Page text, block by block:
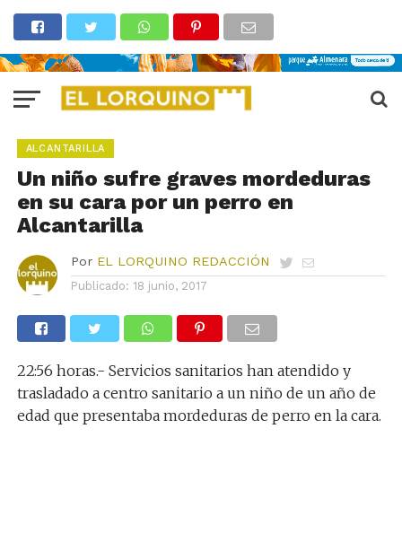
ALCANTARILLA
Un niño sufre graves mordeduras
en su cara por un perro en
Alcantarilla
Por EL LORQUINO REDACCIÓN
Publicado: 18 junio, 2017
22:56 horas.- Servicios sanitarios han atendido y
trasladado a centro sanitario a un niño de un año de
edad que presentaba mordeduras de perro en la cara.